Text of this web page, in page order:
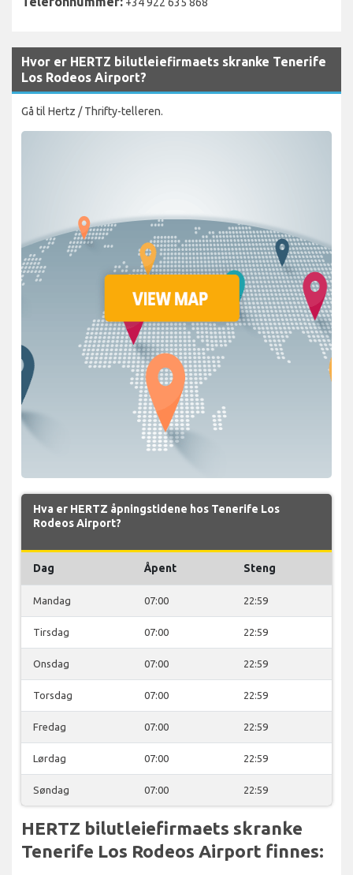
Hvor er HERTZ bilutleiefirmaets skranke Tenerife
Los Rodeos Airport?
Gå til Hertz / Thrifty-telleren.
Hva er HERTZ åpningstidene hos Tenerife Los
Rodeos Airport?
Dag Åpent Steng
Mandag 07:00 22:59
Tirsdag 07:00 22:59
Onsdag 07:00 22:59
Torsdag 07:00 22:59
Fredag 07:00 22:59
Lørdag 07:00 22:59
Søndag 07:00 22:59
HERTZ bilutleiefirmaets skranke
Tenerife Los Rodeos Airport finnes: